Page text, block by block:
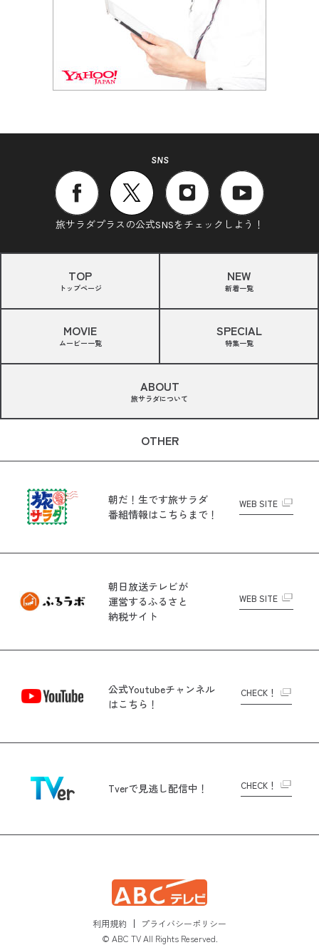
SNS
旅サラダプラスの公式SNSをチェックしよう！
TOP
トップページ
NEW
新着一覧
MOVIE
ムービー一覧
SPECIAL
特集一覧
ABOUT
旅サラダについて
OTHER
朝だ！生です旅サラダ
番組情報はこちらまで！
WEB SITE
朝日放送テレビが
運営するふるさと
納税サイト
WEB SITE
公式Youtubeチャンネル
はこちら！
CHECK！
Tverで見逃し配信中！ CHECK！
利用規約
プライバシーポリシー
© ABC TV All Rights Reserved.